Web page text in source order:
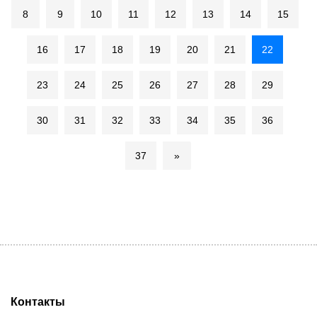
8 9 10 11 12 13 14 15
16 17 18 19 20 21 22
23 24 25 26 27 28 29
30 31 32 33 34 35 36
37 »
Контакты